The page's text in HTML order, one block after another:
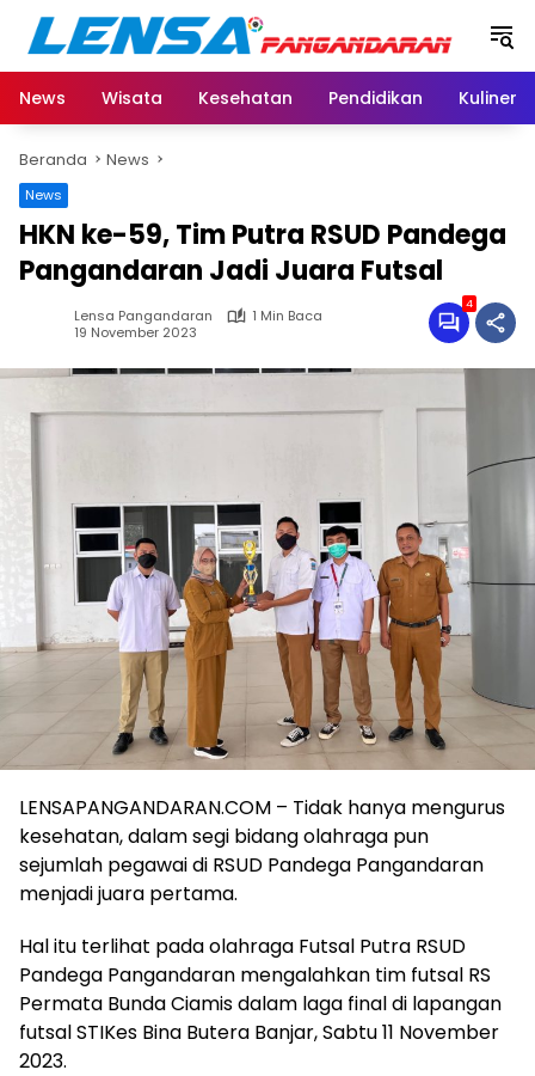
Langsung
konten
News
Wisata Kesehatan Pendidikan Kuliner
Beranda News
News
HKN ke-59, Tim Putra RSUD Pandega
Pangandaran Jadi Juara Futsal
Lensa Pangandaran
1 Min Baca
19 November 2023
4
LENSAPANGANDARAN.COM – Tidak hanya mengurus
kesehatan, dalam segi bidang olahraga pun
sejumlah pegawai di RSUD Pandega Pangandaran
menjadi juara pertama.
Hal itu terlihat pada olahraga Futsal Putra RSUD
Pandega Pangandaran mengalahkan tim futsal RS
Permata Bunda Ciamis dalam laga final di lapangan
futsal STIKes Bina Butera Banjar, Sabtu 11 November
2023.